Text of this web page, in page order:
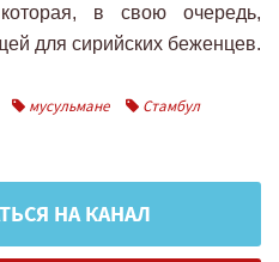
в свою очередь,
для сирийских беженцев.
мусульмане
Стамбул
НА КАНАЛ